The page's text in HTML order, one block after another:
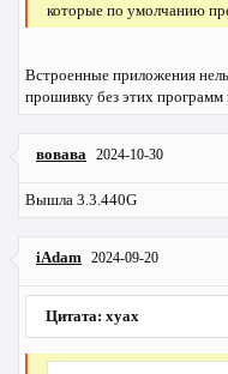
которые по умолчанию
Встроенные приложения
прошивку без этих
вовава 2024-10-30
Вышла 3.3.440G
iAdam 2024-09-20
Цитата: xyax